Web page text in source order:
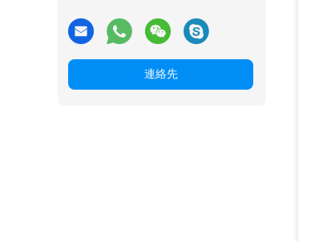
連絡先